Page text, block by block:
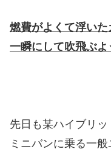
燃費がよくて浮い
一瞬にして吹飛ぶよ
先日も某ハイブリッ
ミニバンに乗る一